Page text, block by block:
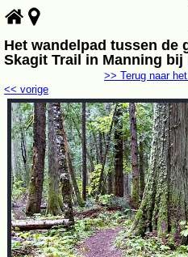
Het wandelpad tussen de
Skagit Trail in Manning bij
<< vorige
>> Terug naar